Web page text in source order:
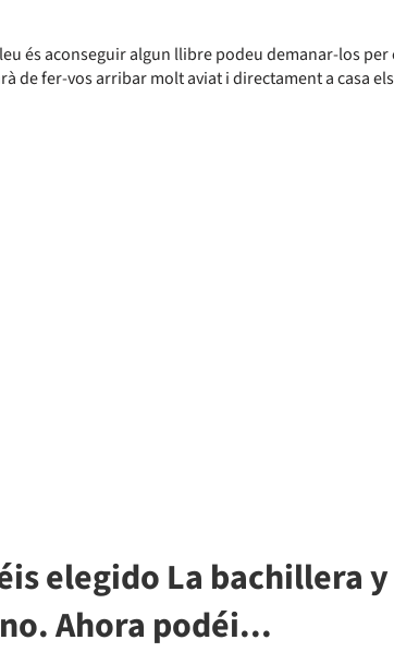
és aconseguir algun llibre podeu demanar-los
de fer-vos arribar molt aviat i directament a casa
elegido La bachillera
Ahora podéi...